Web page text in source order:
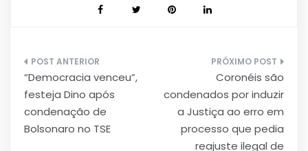
Navegação
de
Post
“Democracia venceu”,
festeja Dino após
condenação de
Bolsonaro no TSE
Coronéis são
condenados por induzir
a Justiça ao erro em
processo que pedia
reajuste ilegal de